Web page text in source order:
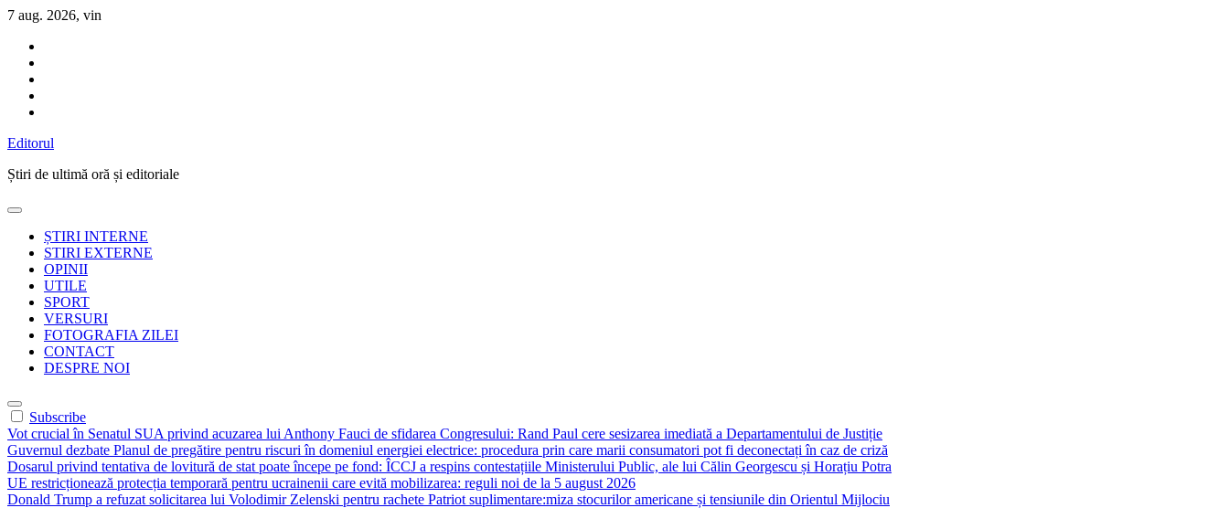
Sari
conținut
7 aug. 2026, vin
Editorul
Știri de ultimă oră și editoriale
ȘTIRI INTERNE
STIRI EXTERNE
OPINII
UTILE
SPORT
VERSURI
FOTOGRAFIA ZILEI
CONTACT
DESPRE NOI
Subscribe
Vot crucial în Senatul SUA privind acuzarea lui Anthony Fauci de sfidarea Congresului: Rand Paul cere sesizarea imediată a Departamentului de Justiție
Guvernul dezbate Planul de pregătire pentru riscuri în domeniul energiei electrice: procedura prin care marii consumatori pot fi deconectați în caz de criză
Dosarul privind tentativa de lovitură de stat poate începe pe fond: ÎCCJ a respins contestațiile Ministerului Public, ale lui Călin Georgescu și Horațiu Potra
UE restricționează protecția temporară pentru ucrainenii care evită mobilizarea: reguli noi de la 5 august 2026
Donald Trump a refuzat solicitarea lui Volodimir Zelenski pentru rachete Patriot suplimentare:miza stocurilor americane și tensiunile din Orientul Mijlociu